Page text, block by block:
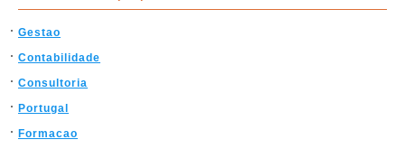
Gestao
Contabilidade
Consultoria
Portugal
Formacao